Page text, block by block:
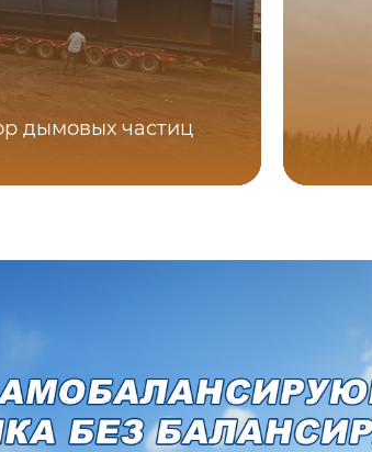
дымовых частиц